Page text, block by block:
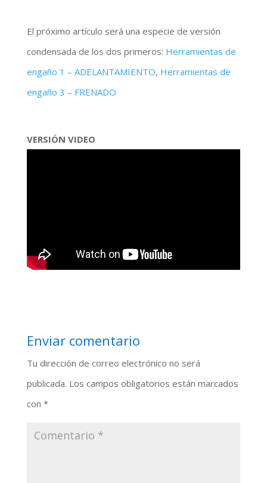
El próximo artículo será una especie de versión
condensada de los dos primeros: Herramientas de
engaño 1 – ADELANTAMIENTO, Herramientas de
engaño 3 – FRENADO
VERSIÓN VIDEO
Enviar comentario
Tu dirección de correo electrónico no será
publicada. Los campos obligatorios están marcados
con *